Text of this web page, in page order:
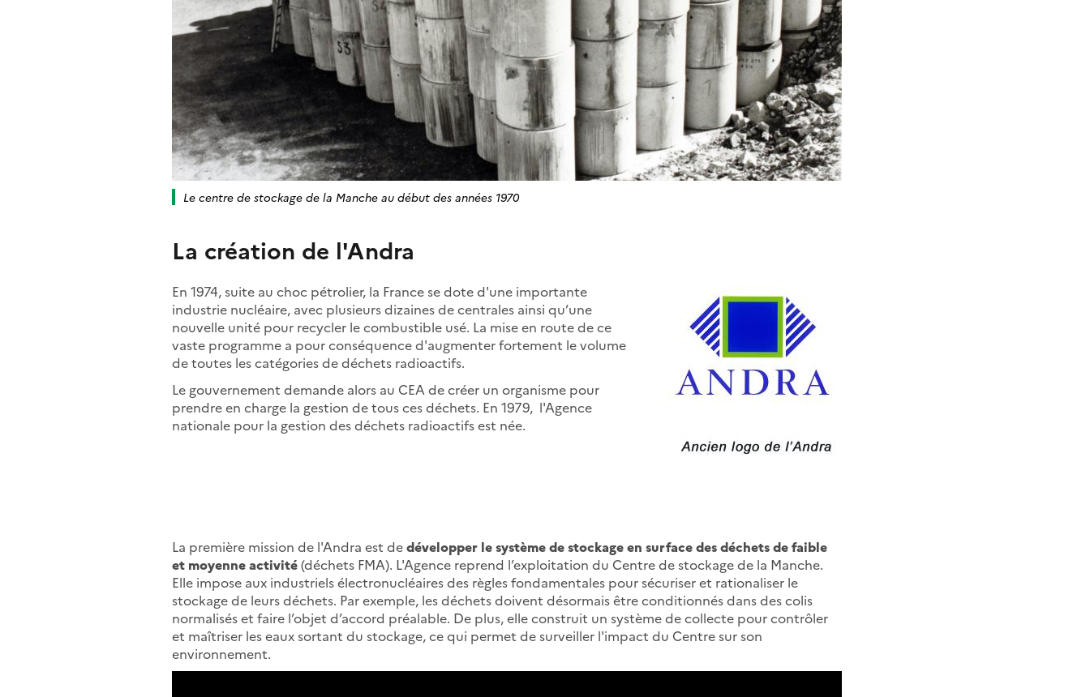
Le centre de stockage de la Manche au début des années 1970
La création de l'Andra
En 1974, suite au choc pétrolier, la France se dote d'une importante
industrie nucléaire, avec plusieurs dizaines de centrales ainsi qu’une
nouvelle unité pour recycler le combustible usé. La mise en route de ce
vaste programme a pour conséquence d'augmenter fortement le volume
de toutes les catégories de déchets radioactifs.
Le gouvernement demande alors au CEA de créer un organisme pour
prendre en charge la gestion de tous ces déchets. En 1979, l'Agence
nationale pour la gestion des déchets radioactifs est née.
La première mission de l'Andra est dedévelopper le système de stockage en surface des déchets de faible
et moyenne activité(déchets FMA). L'Agence reprend l’exploitation du Centre de stockage de la Manche.
Elle impose aux industriels électronucléaires des règles fondamentales pour sécuriser et rationaliser le
stockage de leurs déchets. Par exemple, les déchets doivent désormais être conditionnés dans des colis
normalisés et faire l’objet d’accord préalable. De plus, elle construit un système de collecte pour contrôler
et maîtriser les eaux sortant du stockage, ce qui permet de surveiller l'impact du Centre sur son
environnement.